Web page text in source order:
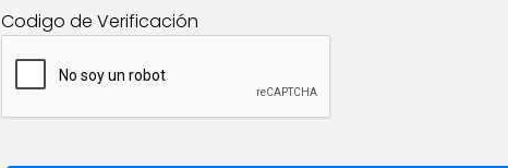
Codigo de Verificación